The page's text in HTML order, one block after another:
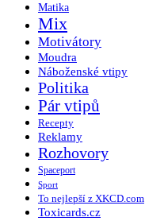
Matika
Mix
Motivátory
Moudra
Náboženské vtipy
Politika
Pár vtipů
Recepty
Reklamy
Rozhovory
Spaceport
Sport
To nejlepší z XKCD.com
Toxicards.cz